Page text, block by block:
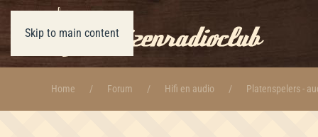
Skip to main content
Home Forum Hifi en audio Platenspelers -